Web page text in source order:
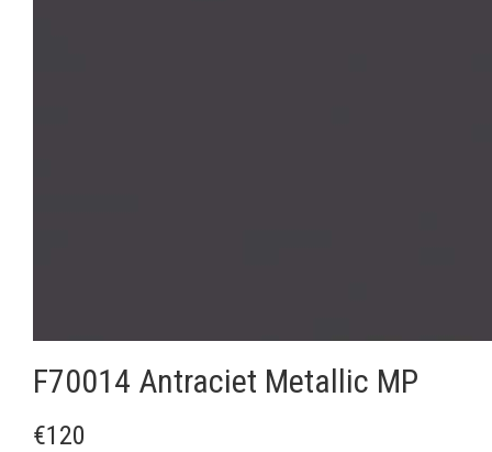
F70014 Antraciet Metallic MP
€120